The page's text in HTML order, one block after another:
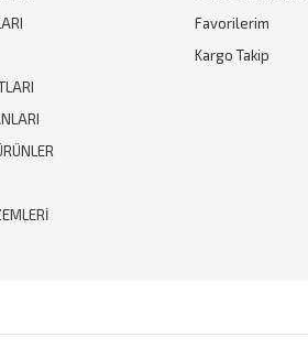
Favorilerim
Kargo Takip